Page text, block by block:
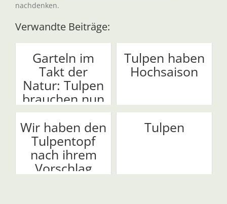
nachdenken.
Verwandte Beiträge:
Garteln im
Takt der
Natur: Tulpen
brauchen nun
Ruh...
Tulpen haben
Hochsaison
Wir haben den
Tulpentopf
nach ihrem
Vorschlag
Tulpen